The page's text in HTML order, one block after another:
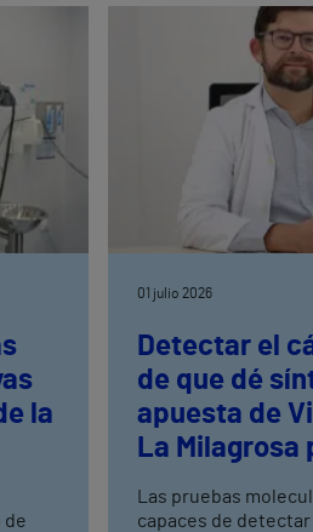
de
la
de
01 julio 2026
Detectar el
de que dé
apuesta de
La Milagrosa
Las pruebas
capaces de